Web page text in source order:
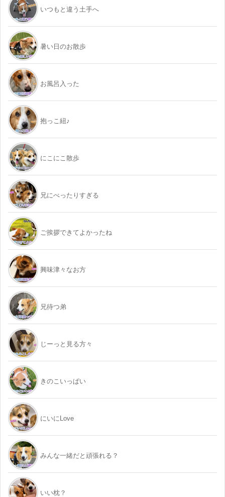
いつもと違う土手へ
暑い日のお散歩
お風呂入った
抱っこ紐♪
にこにこ散歩
兄にべったりすぎる
ご挨拶できてよかったね
興味津々なお方
兄待つ弟
じーっと見る方々
きのこいっぱい
にいにLove
みんな一緒だと頑張れる？
いい枕？